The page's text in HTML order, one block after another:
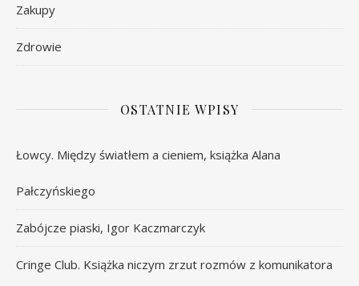
Zakupy
Zdrowie
OSTATNIE WPISY
Łowcy. Między światłem a cieniem, książka Alana
Pałczyńskiego
Zabójcze piaski, Igor Kaczmarczyk
Cringe Club. Książka niczym zrzut rozmów z komunikatora